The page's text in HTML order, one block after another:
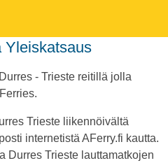
Yleiskatsaus
- Trieste reitillä jolla
Trieste liikennöivältä
internetistä AFerry.fi kautta.
Durres Trieste lauttamatkojen